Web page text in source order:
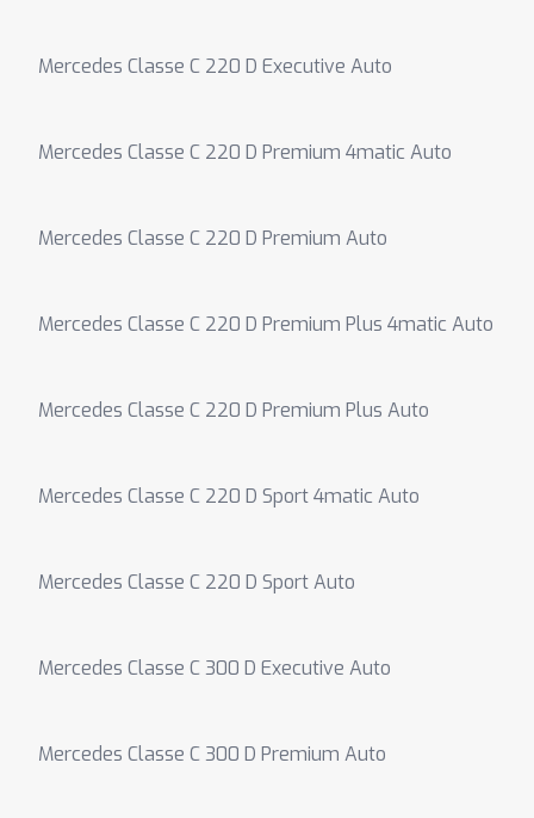
Mercedes Classe C 220 D Executive Auto
Mercedes Classe C 220 D Premium 4matic Auto
Mercedes Classe C 220 D Premium Auto
Mercedes Classe C 220 D Premium Plus 4matic Auto
Mercedes Classe C 220 D Premium Plus Auto
Mercedes Classe C 220 D Sport 4matic Auto
Mercedes Classe C 220 D Sport Auto
Mercedes Classe C 300 D Executive Auto
Mercedes Classe C 300 D Premium Auto